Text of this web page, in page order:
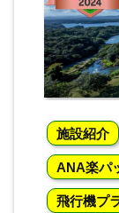
施設紹介
ANA楽パ
飛行機プ